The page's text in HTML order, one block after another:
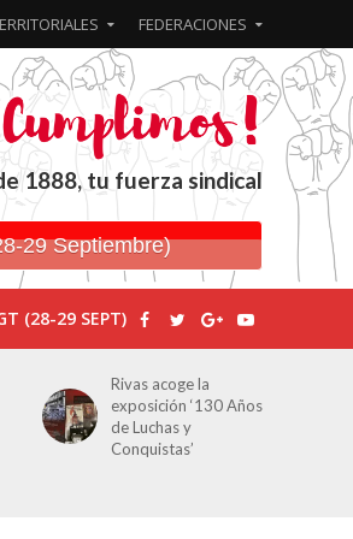
FEDERACIONES
1888, tu fuerza sindical
29 Septiembre)
(28-29 SEPT)
Años
Javier Bueno, el
periodista asesinado
por Franco por sus
editoriales de prensa